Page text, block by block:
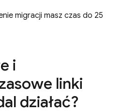
migracji masz czas do 25
i
linki
działać?